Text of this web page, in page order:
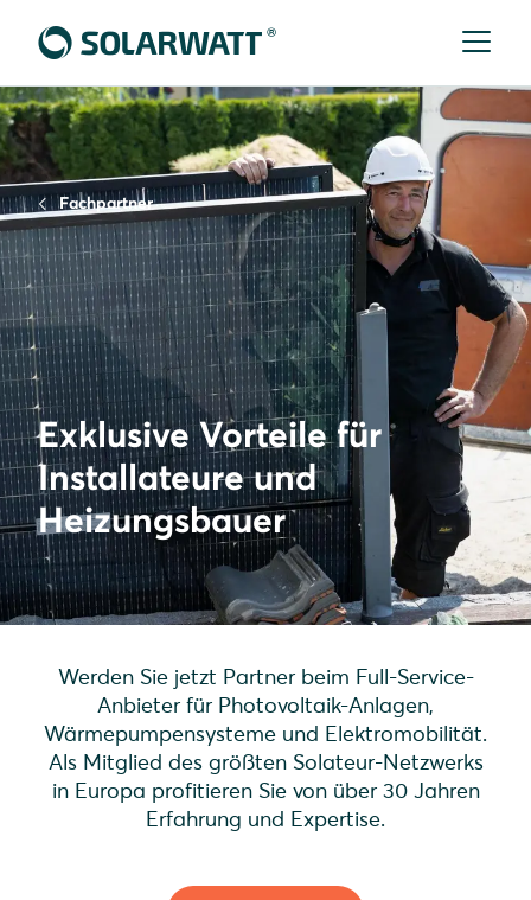
Fachpartner
Exklusive Vorteile für
Installateure und
Heizungsbauer
Werden Sie jetzt Partner beim Full-Service-
Anbieter für Photovoltaik-Anlagen,
Wärmepumpensysteme und Elektromobilität.
Als Mitglied des größten Solateur-Netzwerks
in Europa profitieren Sie von über 30 Jahren
Erfahrung und Expertise.